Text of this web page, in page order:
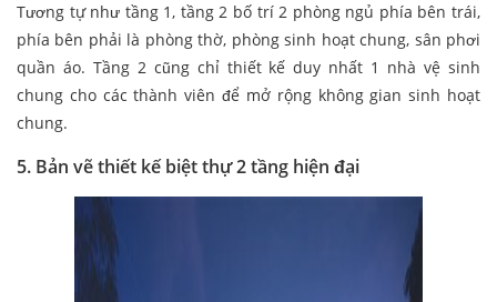
Tương tự như tầng 1, tầng 2 bố trí 2 phòng ngủ phía bên trái,
phía bên phải là phòng thờ, phòng sinh hoạt chung, sân phơi
quần áo. Tầng 2 cũng chỉ thiết kế duy nhất 1 nhà vệ sinh
chung cho các thành viên để mở rộng không gian sinh hoạt
chung.
5. Bản vẽ thiết kế biệt thự 2 tầng hiện đại